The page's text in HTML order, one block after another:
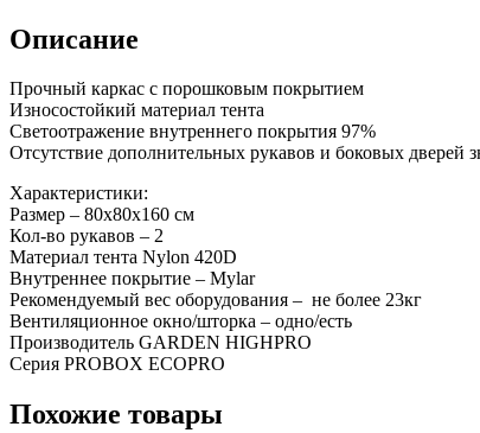
Описание
Прочный каркас с порошковым покрытием
Износостойкий материал тента
Светоотражение внутреннего покрытия 97%
Отсутствие дополнительных рукавов и боковых дверей
Характеристики:
Размер – 80х80х160 см
Кол-во рукавов – 2
Материал тента Nylon 420D
Внутреннее покрытие – Mylar
Рекомендуемый вес оборудования – не более 23кг
Вентиляционное окно/шторка – одно/есть
Производитель GARDEN HIGHPRO
Серия PROBOX ECOPRO
Похожие товары